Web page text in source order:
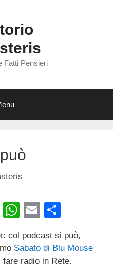
Fatti Pensieri
T
W
at
s
E
ail n
di
col podcast si può,
Sabato di Blu Mouse
radio in Rete.